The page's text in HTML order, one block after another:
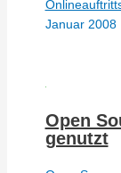
Januar 2008
Open
genutzt